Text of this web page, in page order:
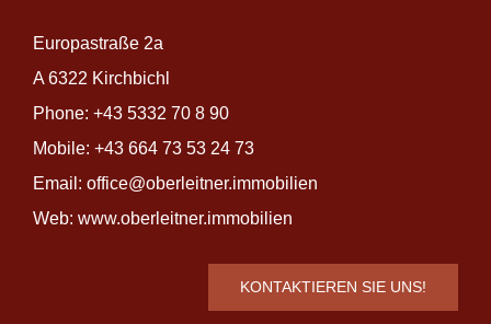
Europastraße 2a
A 6322 Kirchbichl
Phone: +43 5332 70 8 90
Mobile: +43 664 73 53 24 73
Email: office@oberleitner.immobilien
Web: www.oberleitner.immobilien
KONTAKTIEREN SIE UNS!